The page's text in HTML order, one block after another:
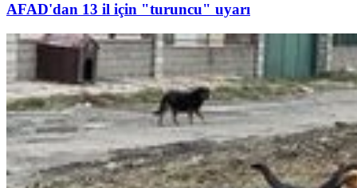
AFAD'dan 13 il için "turuncu" uyarı